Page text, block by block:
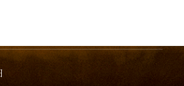
OF MUSIC